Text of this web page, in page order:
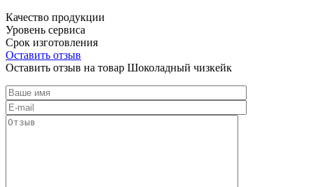
Качество продукции
Уровень сервиса
Срок изготовления
Оставить отзыв
Оставить отзыв на товар Шоколадный чизкейк